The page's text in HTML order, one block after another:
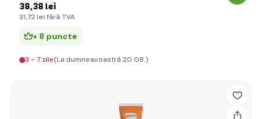
38,38 lei
31,72 lei fără TVA
+ 8 puncte
3 - 7 zile(La dumneavoastră 20.08.)